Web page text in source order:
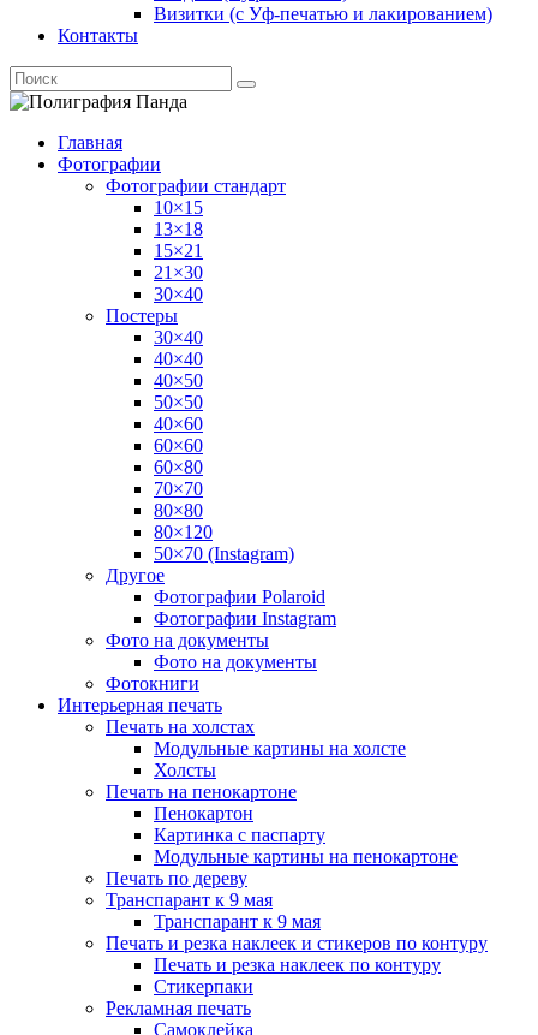
Визитки (с Уф-печатью и лакированием)
Контакты
Главная
Фотографии
Фотографии стандарт
10×15
13×18
15×21
21×30
30×40
Постеры
30×40
40×40
40×50
50×50
40×60
60×60
60×80
70×70
80×80
80×120
50×70 (Instagram)
Другое
Фотографии Polaroid
Фотографии Instagram
Фото на документы
Фото на документы
Фотокниги
Интерьерная печать
Печать на холстах
Модульные картины на холсте
Холсты
Печать на пенокартоне
Пенокартон
Картинка с паспарту
Модульные картины на пенокартоне
Печать по дереву
Транспарант к 9 мая
Транспарант к 9 мая
Печать и резка наклеек и стикеров по контуру
Печать и резка наклеек по контуру
Стикерпаки
Рекламная печать
Самоклейка